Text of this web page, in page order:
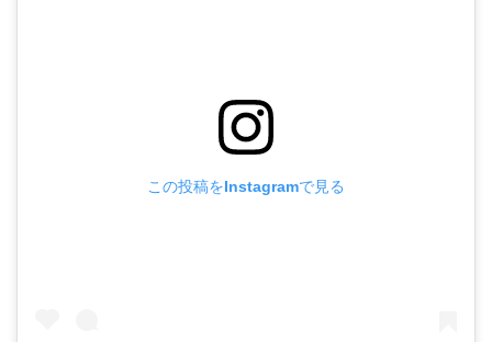
この投稿をInstagramで見る